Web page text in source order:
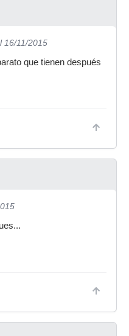
16/11/2015
que tienen después